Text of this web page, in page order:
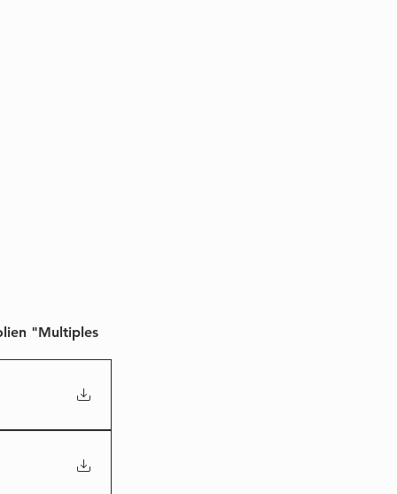
"Multiples